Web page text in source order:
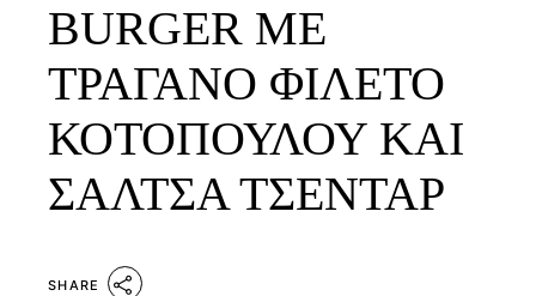
BURGER ΜΕ
ΤΡΑΓΑΝΟ ΦΙΛΕΤΟ
ΚΟΤΟΠΟΥΛΟΥ ΚΑΙ
ΣΑΛΤΣΑ ΤΣΕΝΤΑΡ
SHARE